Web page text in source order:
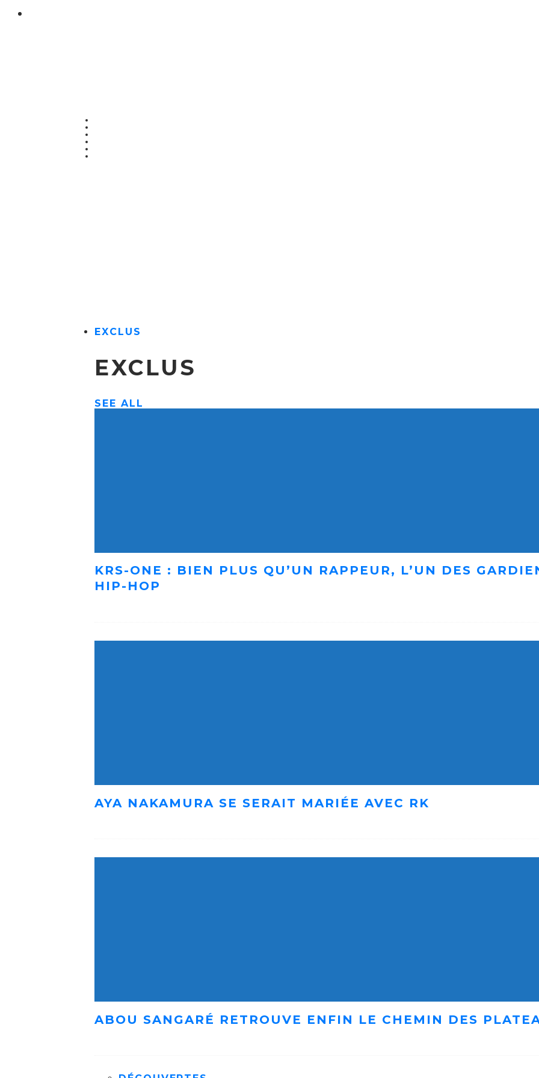
EXCLUS
EXCLUS
SEE ALL
KRS-ONE : BIEN PLUS QU’UN RAPPEUR, L’UN DES
HIP-HOP
AYA NAKAMURA SE SERAIT MARIÉE AVEC RK
ABOU SANGARÉ RETROUVE ENFIN LE CHEMIN DES